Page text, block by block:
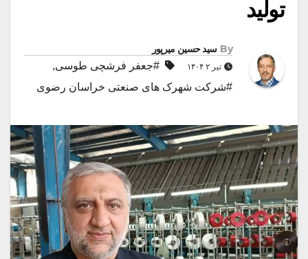
تولید
By سید حسین میرپور
تیر ۲ ۱۴۰۴ #جعفر فرشچی طوسی,
#شرکت شهرک های صنعتی خراسان رضوی